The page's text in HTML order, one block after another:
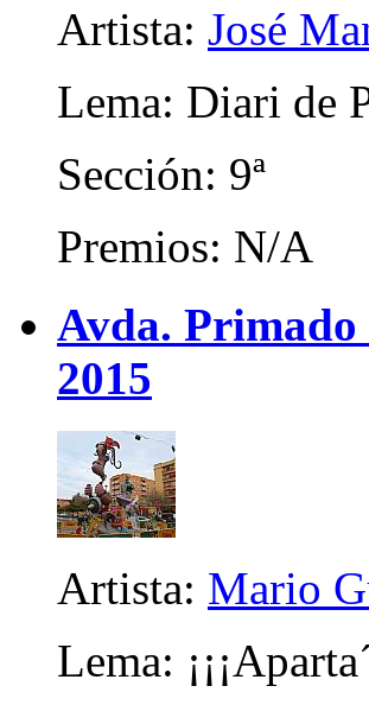
Artista: José
Lema: Diari de
Sección: 9ª
Premios: N/A
Avda. Primado
2015
Artista: Mario
Lema: